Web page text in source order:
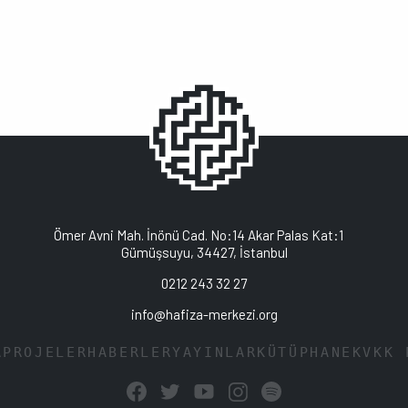
Ömer Avni Mah. İnönü Cad. No:14 Akar Palas Kat:1
Gümüşsuyu, 34427, İstanbul
0212 243 32 27
info@hafiza-merkezi.org
PROJELERHABERLERYAYINLARKÜTÜPHANE KVKK